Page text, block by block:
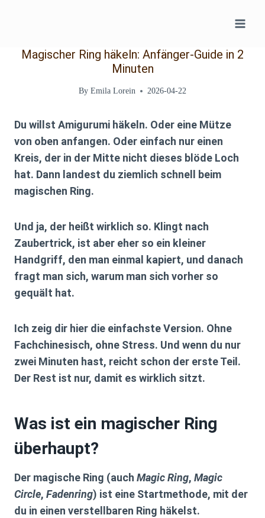
Magischer Ring häkeln: Anfänger-Guide in 2
Minuten
By Emila Lorein 2026-04-22
Du willst Amigurumi häkeln. Oder eine Mütze
von oben anfangen. Oder einfach nur einen
Kreis, der in der Mitte nicht dieses blöde Loch
hat. Dann landest du ziemlich schnell beim
magischen Ring.
Und ja, der heißt wirklich so. Klingt nach
Zaubertrick, ist aber eher so ein kleiner
Handgriff, den man einmal kapiert, und danach
fragt man sich, warum man sich vorher so
gequält hat.
Ich zeig dir hier die einfachste Version. Ohne
Fachchinesisch, ohne Stress. Und wenn du nur
zwei Minuten hast, reicht schon der erste Teil.
Der Rest ist nur, damit es wirklich sitzt.
Was ist ein magischer Ring
überhaupt?
Der magische Ring (auch Magic Ring, Magic
Circle, Fadenring) ist eine Startmethode, mit der
du in einen verstellbaren Ring häkelst.